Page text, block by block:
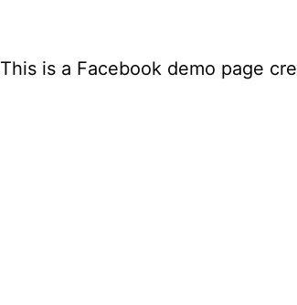
This is a Facebook demo page